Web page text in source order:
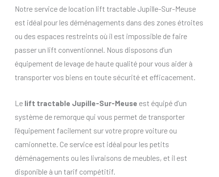
Notre service de location lift tractable Jupille-Sur-Meuse
est idéal pour les déménagements dans des zones étroites
ou des espaces restreints où il est impossible de faire
passer un lift conventionnel. Nous disposons d’un
équipement de levage de haute qualité pour vous aider à
transporter vos biens en toute sécurité et efficacement.
Le lift tractable Jupille-Sur-Meuse est équipé d’un
système de remorque qui vous permet de transporter
l’équipement facilement sur votre propre voiture ou
camionnette. Ce service est idéal pour les petits
déménagements ou les livraisons de meubles, et il est
disponible à un tarif compétitif.